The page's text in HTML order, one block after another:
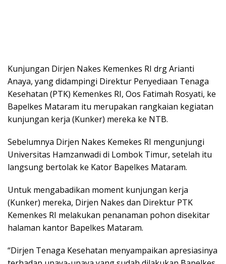
Kunjungan Dirjen Nakes Kemenkes RI drg Arianti
Anaya, yang didampingi Direktur Penyediaan Tenaga
Kesehatan (PTK) Kemenkes RI, Oos Fatimah Rosyati, ke
Bapelkes Mataram itu merupakan rangkaian kegiatan
kunjungan kerja (Kunker) mereka ke NTB.
Sebelumnya Dirjen Nakes Kemekes RI mengunjungi
Universitas Hamzanwadi di Lombok Timur, setelah itu
langsung bertolak ke Kator Bapelkes Mataram.
Untuk mengabadikan moment kunjungan kerja
(Kunker) mereka, Dirjen Nakes dan Direktur PTK
Kemenkes RI melakukan penanaman pohon disekitar
halaman kantor Bapelkes Mataram.
“Dirjen Tenaga Kesehatan menyampaikan apresiasinya